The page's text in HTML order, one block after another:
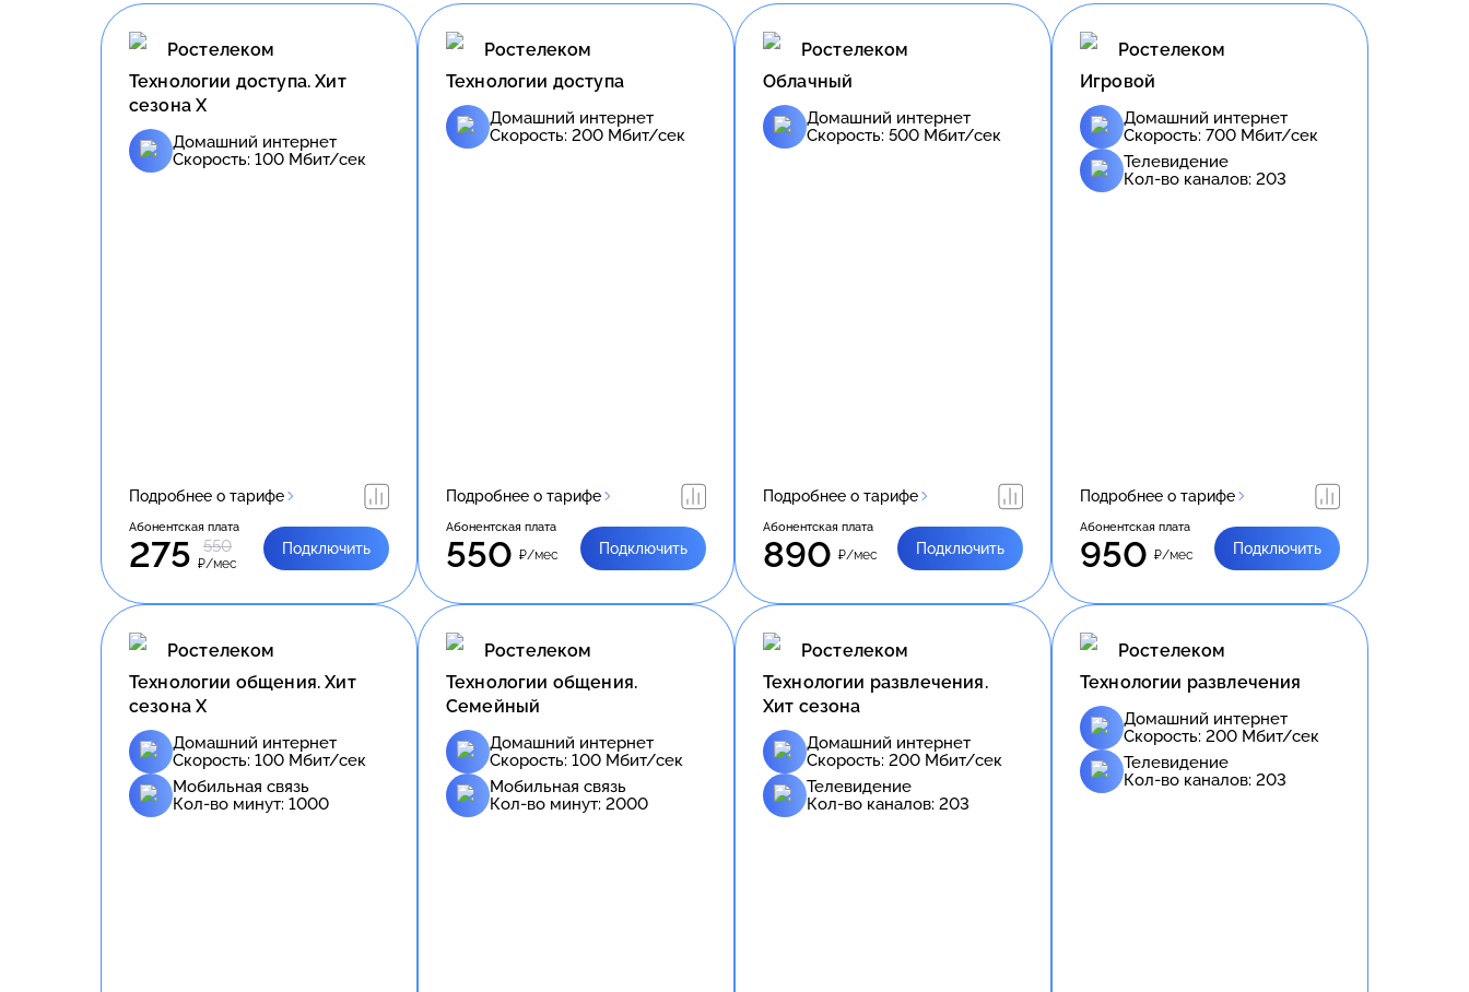
Ростелеком
Технологии доступа. Хит
сезона X
Домашний интернет
Скорость: 100 Мбит/сек
Подробнее о тарифе
Абонентская плата
275 550
₽/мес
Подключить
Ростелеком
Технологии доступа
Домашний интернет
Скорость: 200 Мбит/сек
Подробнее о тарифе
Абонентская плата
550 ₽/мес Подключить
Ростелеком
Облачный
Домашний интернет
Скорость: 500 Мбит/сек
Подробнее о тарифе
Абонентская плата
890 ₽/мес Подключить
Ростелеком
Игровой
Домашний интернет
Скорость: 700 Мбит/сек
Телевидение
Кол-во каналов: 203
Подробнее о тарифе
Абонентская плата
950 ₽/мес Подключить
Ростелеком
Технологии общения. Хит
сезона Х
Домашний интернет
Скорость: 100 Мбит/сек
Мобильная связь
Кол-во минут: 1000
Ростелеком
Технологии общения.
Семейный
Домашний интернет
Скорость: 100 Мбит/сек
Мобильная связь
Кол-во минут: 2000
Ростелеком
Технологии развлечения.
Хит сезона
Домашний интернет
Скорость: 200 Мбит/сек
Телевидение
Кол-во каналов: 203
Ростелеком
Технологии развлечения
Домашний интернет
Скорость: 200 Мбит/сек
Телевидение
Кол-во каналов: 203